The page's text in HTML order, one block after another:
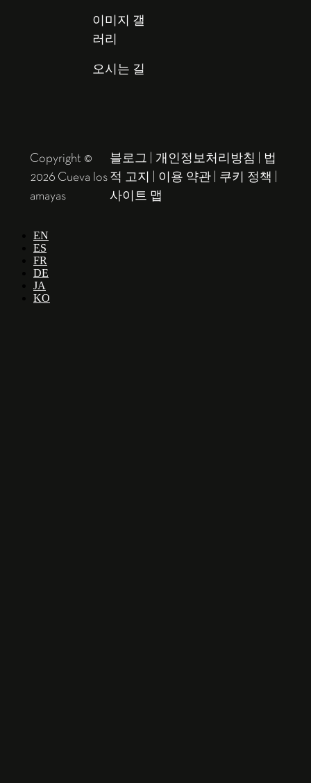
이미지 갤
러리
오시는 길
Copyright ©
2026 Cueva los
amayas
블로그 개인정보처리방침
법
적 고지
이용 약관| 쿠키 정책
사이트 맵
EN
ES
FR
DE
JA
KO